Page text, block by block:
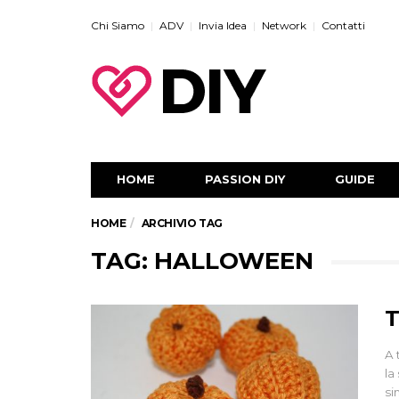
Chi Siamo ADV Invia Idea Network Contatti
HOME PASSION DIY GUIDE
HOME ARCHIVIO TAG
TAG: HALLOWEEN
A
la